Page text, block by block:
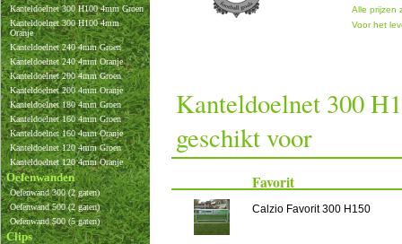
Kanteldoelnet 300 H100 4mm Groen
Kanteldoelnet 300 H100 4mm
Oranje
Kanteldoelnet 240 4mm Groen
Kanteldoelnet 240 4mm Oranje
Kanteldoelnet 200 4mm Groen
Kanteldoelnet 200 4mm Oranje
Kanteldoelnet 180 4mm Groen
Kanteldoelnet 160 4mm Groen
Kanteldoelnet 160 4mm Oranje
Kanteldoelnet 120 4mm Groen
Kanteldoelnet 120 4mm Oranje
Oefenwanden
Oefenwand 300 (2 gaten)
Oefenwand 500 (2 gaten)
Oefenwand 500 (5 gaten)
Clips
Alle prijzen
Voor het
Kanteldoelnet 300
geschikt voor
Favorit
Calzio Favorit 300 H150